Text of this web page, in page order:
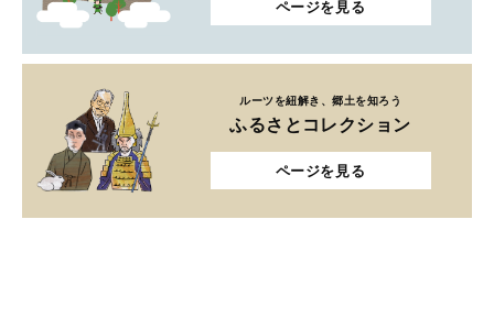
ページを見る
ルーツを紐解き、郷土を知ろう
ふるさとコレクション
ページを見る